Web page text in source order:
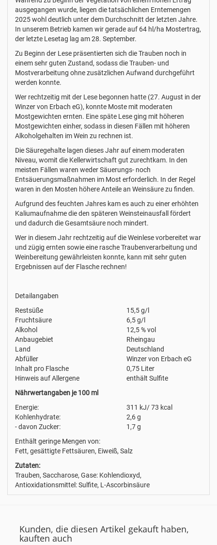
ausgegangen wurde, liegen die tatsächlichen Erntemengen
2025 wohl deutlich unter dem Durchschnitt der letzten Jahre.
In unserem Betrieb kamen wir gerade auf 64 hl/ha Mostertrag,
der letzte Lesetag lag am 28. September.
Zu Beginn der Lese präsentierten sich die Trauben noch in
einem sehr guten Zustand, sodass die Trauben- und
Mostverarbeitung ohne zusätzlichen Aufwand durchgeführt
werden konnte.
Wer rechtzeitig mit der Lese begonnen hatte (27. August in der
Winzer von Erbach eG), konnte Moste mit moderaten
Mostgewichten ernten. Eine späte Lese ging mit höheren
Mostgewichten einher, sodass in diesen Fällen mit höheren
Alkoholgehalten im Wein zu rechnen ist.
Die Säuregehalte lagen dieses Jahr auf einem moderaten
Niveau, womit die Kellerwirtschaft gut zurechtkam. In den
meisten Fällen waren weder Säuerungs- noch
Entsäuerungsmaßnahmen im Most erforderlich. In der Regel
waren in den Mosten höhere Anteile an Weinsäure zu finden.
Aufgrund des feuchten Jahres kam es auch zu einer erhöhten
Kaliumaufnahme die den späteren Weinsteinausfall fördert
und dadurch die Gesamtsäure noch mindert.
Wer in diesem Jahr rechtzeitig auf die Weinlese vorbereitet war
und zügig ernten sowie eine rasche Traubenverarbeitung und
Weinbereitung gewährleisten konnte, kann mit sehr guten
Ergebnissen auf der Flasche rechnen!
Detailangaben
Restsüße
15,5 g/l
Fruchtsäure
6,5 g/l
Alkohol
12,5 % vol
Anbaugebiet
Rheingau
Land
Deutschland
Abfüller
Winzer von Erbach eG
Inhalt pro Flasche
0,75 Liter
Hinweis auf Allergene
enthält Sulfite
Nährwertangaben je 100 ml
Energie:
311 kJ/ 73 kcal
Kohlenhydrate:
2,6 g
- davon Zucker:
1,7 g
Enthält geringe Mengen von:
Fett, gesättigte Fettsäuren, Eiweiß, Salz
Zutaten:
Trauben, Saccharose, Gase: Kohlendioxyd,
Antioxidationsmittel: Sulfite, L-Ascorbinsäure
Kunden, die diesen Artikel gekauft haben,
kauften auch